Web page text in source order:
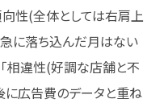
向性(全体としては右肩上
急に落ち込んだ月はない
相違性(好調な店舗と不
に広告費のデータと重ね